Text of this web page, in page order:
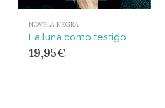
NOVELA NEGRA
La luna como testigo
19,95€